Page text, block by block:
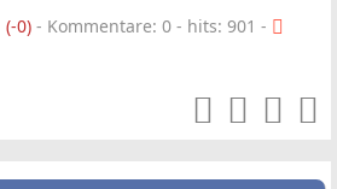
(-0) - Kommentare: 0 - hits: 901 -